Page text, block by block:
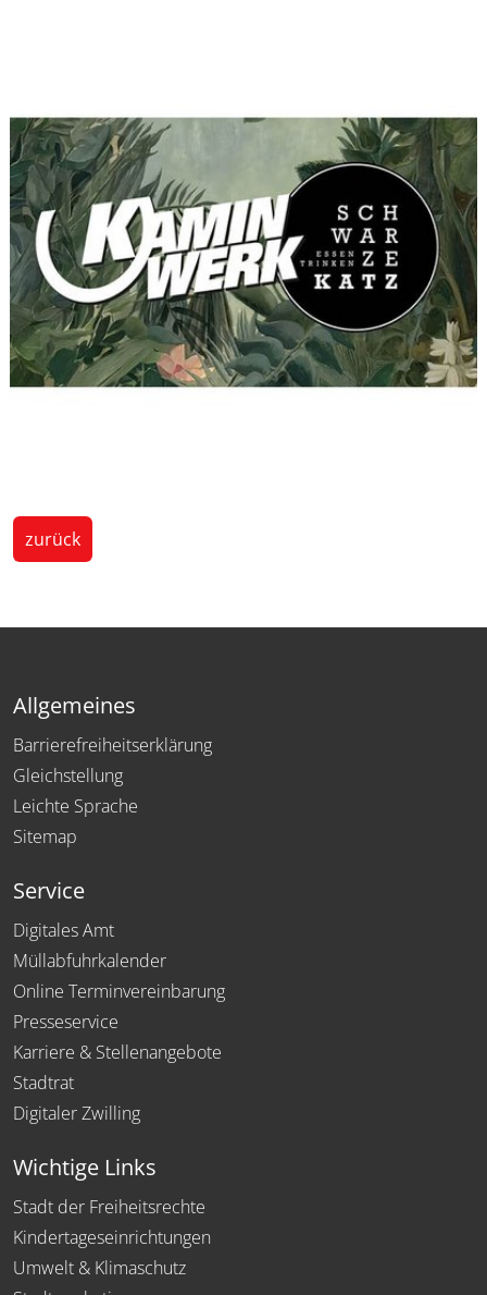
zurück
Allgemeines
Barrierefreiheitserklärung
Gleichstellung
Leichte Sprache
Sitemap
Service
Digitales Amt
Müllabfuhrkalender
Online Terminvereinbarung
Presseservice
Karriere & Stellenangebote
Stadtrat
Digitaler Zwilling
Wichtige Links
Stadt der Freiheitsrechte
Kindertageseinrichtungen
Umwelt & Klimaschutz